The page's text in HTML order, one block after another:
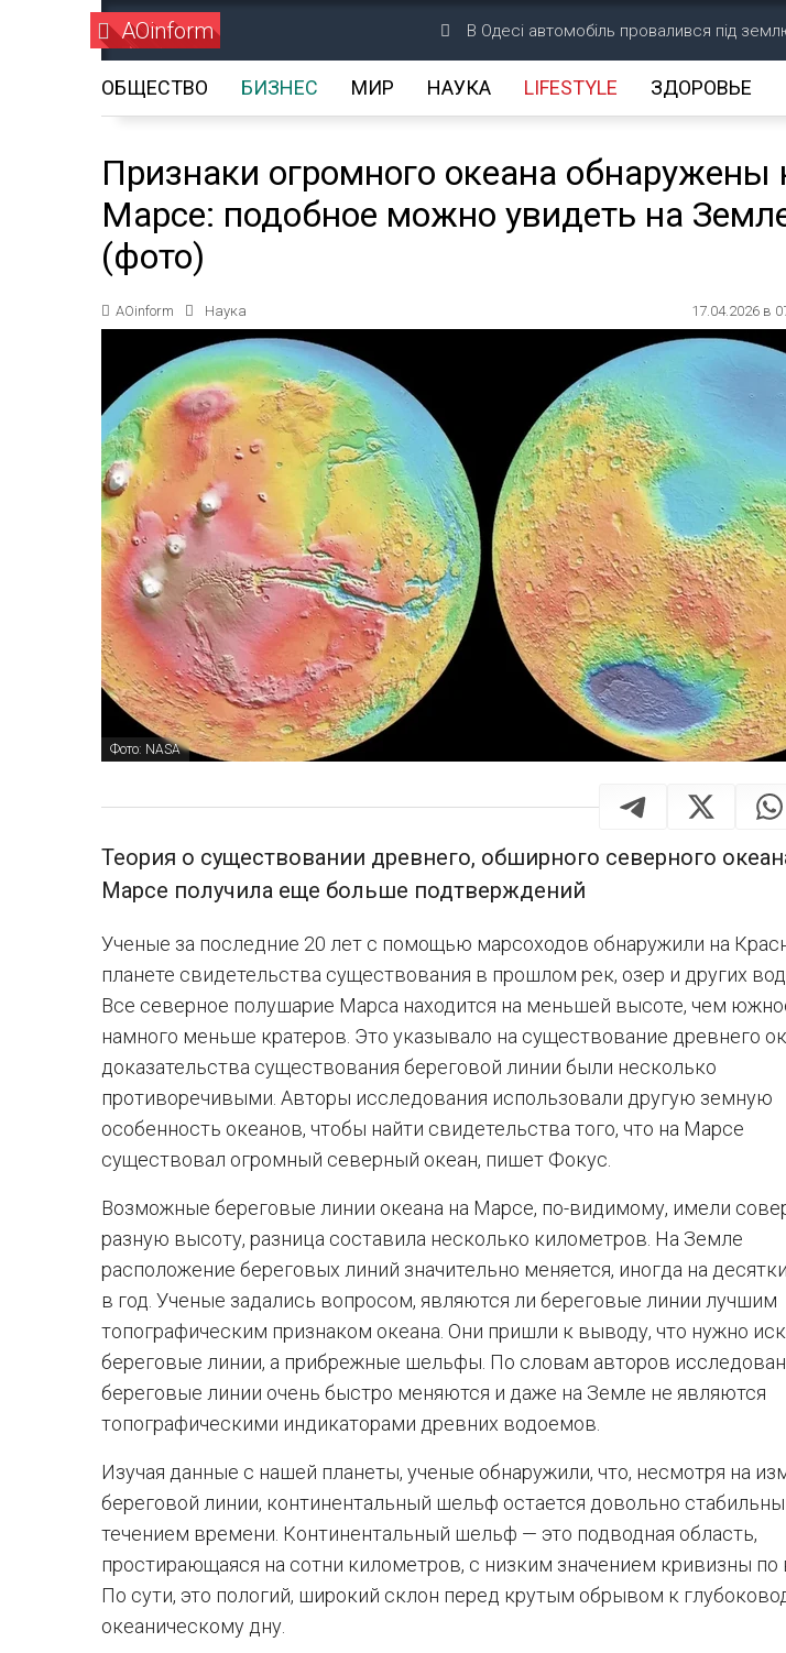
AOinform В Одесі автомобіль провалився під
ОБЩЕСТВО БИЗНЕС МИР НАУКА LIFESTYLE ЗДОРОВЬЕ
Признаки огромного океана обнаружены
Марсе: подобное можно увидеть на
(фото)
AOinform Наука 17.04.2026 в
Фото: NASA
Теория о существовании древнего, обширного северного
Марсе получила еще больше подтверждений
Ученые за последние 20 лет с помощью марсоходов обнаружили на
планете свидетельства существования в прошлом рек, озер и других
Все северное полушарие Марса находится на меньшей высоте, чем
намного меньше кратеров. Это указывало на существование древнего
доказательства существования береговой линии были несколько
противоречивыми. Авторы исследования использовали другую земную
особенность океанов, чтобы найти свидетельства того, что на Марсе
существовал огромный северный океан, пишет Фокус.
Возможные береговые линии океана на Марсе, по-видимому, имели
разную высоту, разница составила несколько километров. На Земле
расположение береговых линий значительно меняется, иногда на
в год. Ученые задались вопросом, являются ли береговые линии лучшим
топографическим признаком океана. Они пришли к выводу, что нужно
береговые линии, а прибрежные шельфы. По словам авторов
береговые линии очень быстро меняются и даже на Земле не являются
топографическими индикаторами древних водоемов.
Изучая данные с нашей планеты, ученые обнаружили, что, несмотря на
береговой линии, континентальный шельф остается довольно
течением времени. Континентальный шельф — это подводная область,
простирающаяся на сотни километров, с низким значением кривизны по
По сути, это пологий, широкий склон перед крутым обрывом к
океаническому дну.